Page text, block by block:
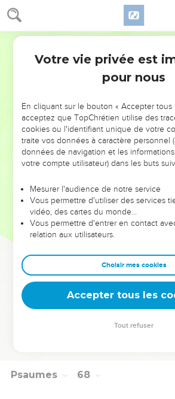
Psaumes 67
Hymne pour accueillir le
Au chef de chœur. Un psaume à
accompagnement d’instruments à
Que Dieu nous fasse grâce ! Qu’il
Afin qu’on reconnaisse tes voies dans
ton salut dans toutes les nations !
Que les peuples te louent, ô Dieu, oui,
qu’ils te rendent grâces, les peuples
avec équité, tu gouvernes les peuples,
nations, les États de ce monde !
Que les peuples te louent, ô Dieu, oui,
peuples tous ensemble !
Notre terre a produit ses récoltes, ses
nous bénit.
Oui, que Dieu nous bénisse et que les
Jusqu’au bout de la terre !
Psaumes 68
Votre vie privée est
pour nous
En cliquant sur le bouton « Accepter tous
acceptez que TopChrétien utilise des
cookies ou l'identifiant unique de votre
traite vos données à caractère personnel
données de navigation et les
votre compte utilisateur) dans les buts
Mesurer l'audience de notre service
Vous permettre d'utiliser des services
vidéo, des cartes du monde…
Vous permettre d'entrer en contact
relation aux utilisateurs.
Choisir mes cookies
Accepter tous les
Tout refuser